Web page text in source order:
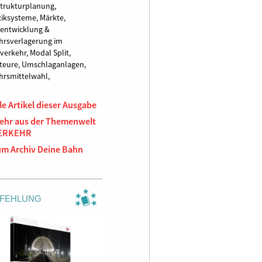
Märkte,
&
im
Modal Split,
Umschlaganlagen,
Artikel dieser Ausgabe
aus der Themenwelt
Archiv Deine Bahn